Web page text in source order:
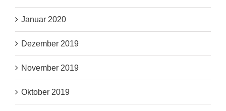
Januar 2020
Dezember 2019
November 2019
Oktober 2019